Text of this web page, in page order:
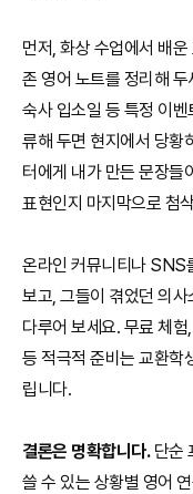
먼저, 화상 수업에서 배
존 영어 노트를 정리해
숙사 입소일 등 특정 이
류해 두면 현지에서 당황
터에게 내가 만든 문장들
표현인지 마지막으로 첨
온라인 커뮤니티나 SNS
보고, 그들이 겪었던 의
다루어 보세요. 무료 체
등 적극적 준비는 교환학
립니다.
결론은 명확합니다.단순
쓸 수 있는 상황별 영어